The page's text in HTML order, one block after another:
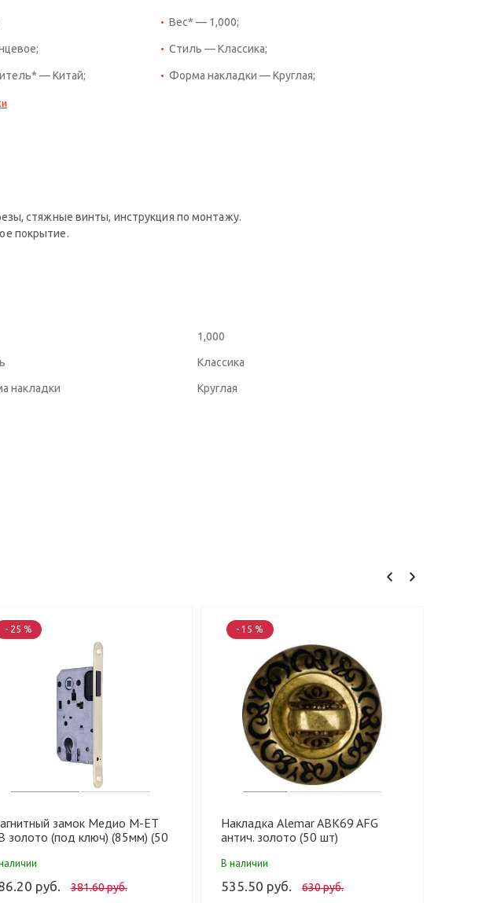
Вес* — 1,000;
Стиль — Классика;
— Китай; Форма накладки — Круглая;
стяжные винты, инструкция по монтажу.
покрытие.
1,000
Классика
накладки Круглая
- 25 %
замок Медио М-ET
золото (под ключ) (85мм) (50
руб. 381.60 руб.
- 15 %
Накладка Alemar ABK69 AFG
антич. золото (50 шт)
В наличии
535.50 руб. 630 руб.